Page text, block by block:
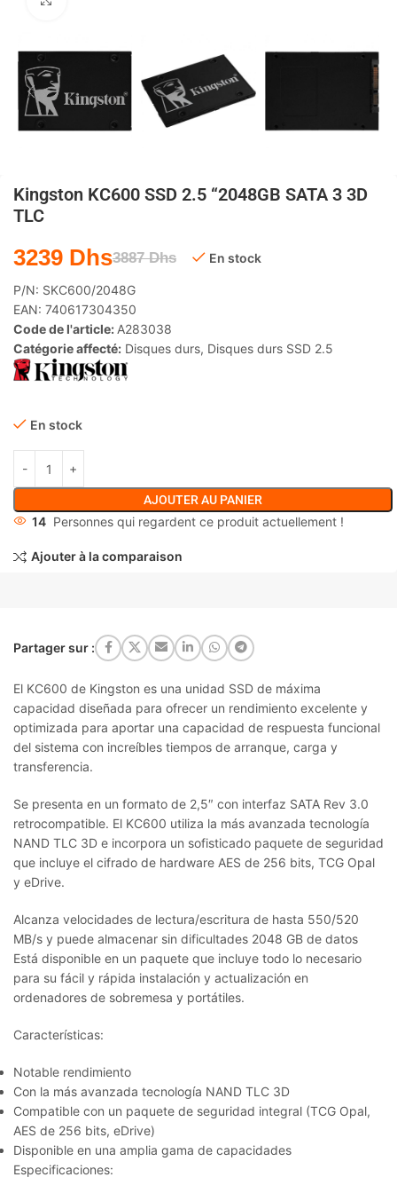
Kingston KC600 SSD 2.5 “2048GB SATA 3 3D
TLC
3887Dhs
3239 Dhs En stock
P/N: SKC600/2048G
EAN: 740617304350
Code de l'article: A283038
Catégorie affecté: Disques durs, Disques durs SSD 2.5
En stock
AJOUTER AU PANIER
14 Personnes qui regardent ce produit actuellement !
Ajouter à la comparaison
Partager sur :
El KC600 de Kingston es una unidad SSD de máxima
capacidad diseñada para ofrecer un rendimiento excelente y
optimizada para aportar una capacidad de respuesta funcional
del sistema con increíbles tiempos de arranque, carga y
transferencia.
Se presenta en un formato de 2,5″ con interfaz SATA Rev 3.0
retrocompatible. El KC600 utiliza la más avanzada tecnología
NAND TLC 3D e incorpora un sofisticado paquete de seguridad
que incluye el cifrado de hardware AES de 256 bits, TCG Opal
y eDrive.
Alcanza velocidades de lectura/escritura de hasta 550/520
MB/s y puede almacenar sin dificultades 2048 GB de datos
Está disponible en un paquete que incluye todo lo necesario
para su fácil y rápida instalación y actualización en
ordenadores de sobremesa y portátiles.
Características:
Notable rendimiento
Con la más avanzada tecnología NAND TLC 3D
Compatible con un paquete de seguridad integral (TCG Opal,
AES de 256 bits, eDrive)
Disponible en una amplia gama de capacidades
Especificaciones: